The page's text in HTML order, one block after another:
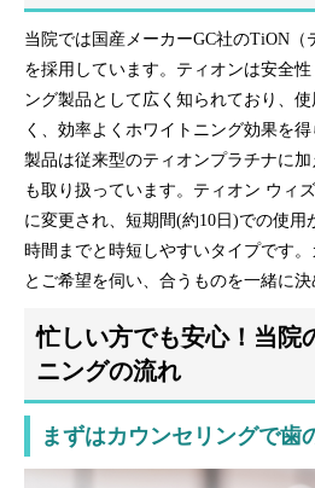
当院では国産メーカーGC社のTiON
を採用しています。ティオンは安全
ング製品として広く知られており、
く、効率よくホワイトニング効果を得
製品は従来型のティオンプラチナに
も取り扱っています。ティオン ウィ
に変更され、短期間(約10日)での使用
時間までと時短しやすいタイプです
とご希望を伺い、合うものを一緒に決
忙しい方でも安心！当院
ニングの流れ
まずはカウンセリングで歯